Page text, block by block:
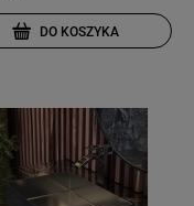
DO KOSZYKA